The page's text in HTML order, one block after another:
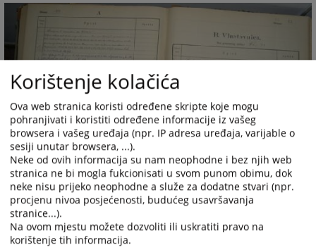
Izgled novog i starog zemljišno-knjižnog izvadka.
Korištenje kolačića
Ova web stranica koristi određene skripte koje mogu
pohranjivati i koristiti određene informacije iz vašeg
browsera i vašeg uređaja (npr. IP adresa uređaja, varijable o
sesiji unutar browsera, ...).
Neke od ovih informacija su nam neophodne i bez njih web
stranica ne bi mogla fukcionisati u svom punom obimu, dok
neke nisu prijeko neophodne a služe za dodatne stvari (npr.
procjenu nivoa posjećenosti, budućeg usavršavanja
stranice...).
Na ovom mjestu možete dozvoliti ili uskratiti pravo na
korištenje tih informacija.